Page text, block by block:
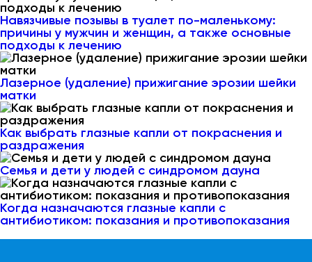
Навязчивые позывы в туалет по-маленькому:
причины у мужчин и женщин, а также основные
подходы к лечению
Лазерное (удаление) прижигание эрозии шейки
матки
Как выбрать глазные капли от покраснения и
раздражения
Семья и дети у людей с синдромом дауна
Когда назначаются глазные капли с
антибиотиком: показания и противопоказания